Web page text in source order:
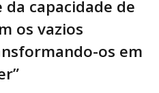
capacidade de
os vazios
os em